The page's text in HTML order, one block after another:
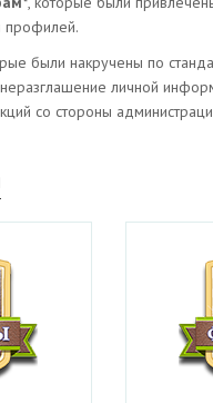
профилей.
были накручены по
личной
со стороны